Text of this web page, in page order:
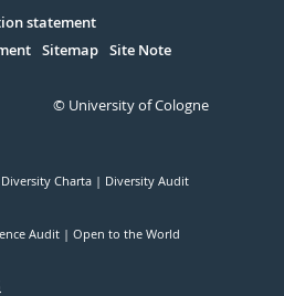
statement
Sitemap Site Note
© University of Cologne
Diversity Charta Diversity Audit
Audit Open to the World